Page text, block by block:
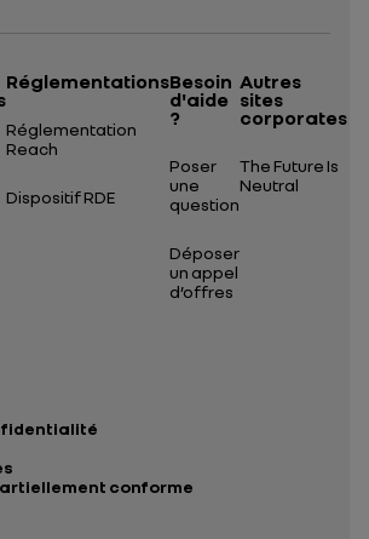
Réglementations
Réglementation
Reach
Dispositif RDE
Besoin
d'aide
?
Poser
une
question
Déposer
un appel
d’offres
Autres
sites
corporates
The Future Is
Neutral
conforme